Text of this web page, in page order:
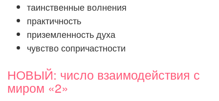
таинственные волнения
практичность
приземленность духа
чувство сопричастности
НОВЫЙ: число взаимодействия с
миром «2»